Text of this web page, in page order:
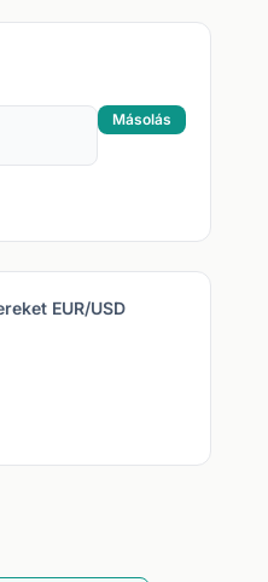
Másolás
EUR/USD